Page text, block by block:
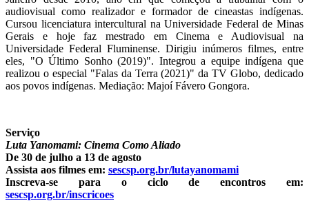
audiovisual como realizador e formador de cineastas indígenas.
Cursou licenciatura intercultural na Universidade Federal de Minas
Gerais e hoje faz mestrado em Cinema e Audiovisual na
Universidade Federal Fluminense. Dirigiu inúmeros filmes, entre
eles, "O Último Sonho (2019)". Integrou a equipe indígena que
realizou o especial "Falas da Terra (2021)" da TV Globo, dedicado
aos povos indígenas. Mediação: Majoí Fávero Gongora.
Serviço
Luta Yanomami: Cinema Como Aliado
De 30 de julho a 13 de agosto
Assista aos filmes em: sescsp.org.br/lutayanomami
Inscreva-se para o ciclo de encontros em:
sescsp.org.br/inscricoes